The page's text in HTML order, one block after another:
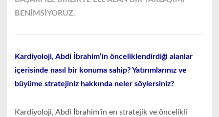
BENİMSİYORUZ.
Kardiyoloji, Abdi İbrahim’in önceliklendirdiği alanlar
içerisinde nasıl bir konuma sahip? Yatırımlarınız ve
büyüme stratejiniz hakkında neler söylersiniz?
Kardiyoloji, Abdi İbrahim’in en stratejik ve öncelikli